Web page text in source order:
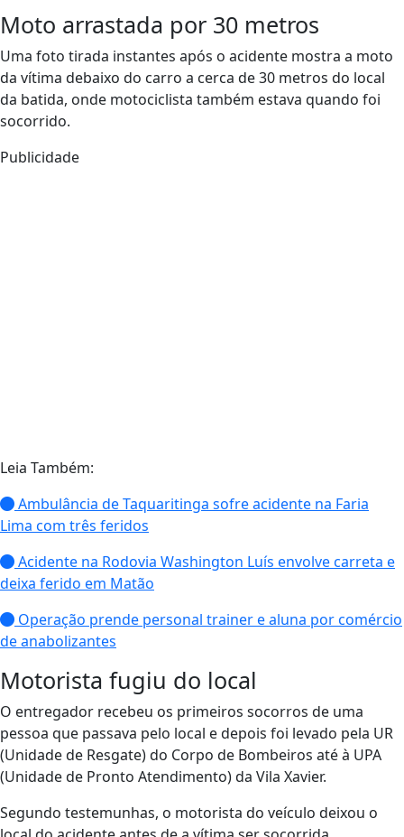
Moto arrastada por 30 metros
Uma foto tirada instantes após o acidente mostra a moto
da vítima debaixo do carro a cerca de 30 metros do local
da batida, onde motociclista também estava quando foi
socorrido.
Publicidade
Leia Também:
Ambulância de Taquaritinga sofre acidente na Faria
Lima com três feridos
Acidente na Rodovia Washington Luís envolve carreta e
deixa ferido em Matão
Operação prende personal trainer e aluna por comércio
de anabolizantes
Motorista fugiu do local
O entregador recebeu os primeiros socorros de uma
pessoa que passava pelo local e depois foi levado pela UR
(Unidade de Resgate) do Corpo de Bombeiros até à UPA
(Unidade de Pronto Atendimento) da Vila Xavier.
Segundo testemunhas, o motorista do veículo deixou o